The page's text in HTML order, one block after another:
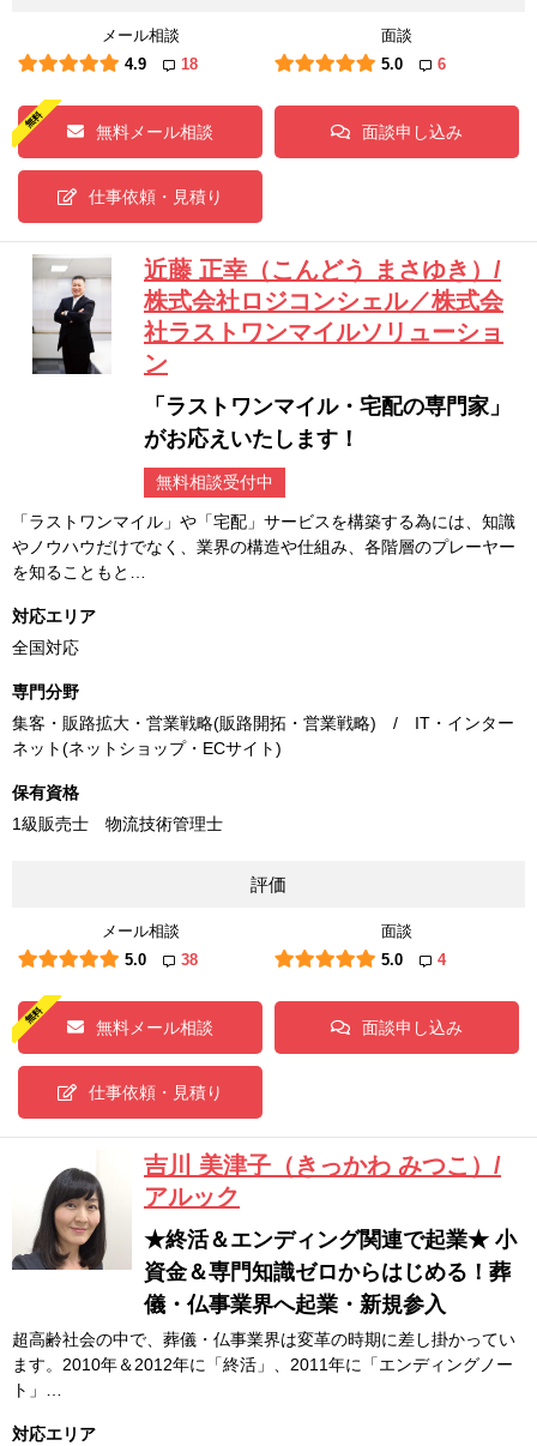
メール相談
4.9
18
面談
5.0
6
無料メール相談 面談申し込み
仕事依頼・見積り
近藤 正幸（こんどう まさゆき）/
株式会社ロジコンシェル／株式会
社ラストワンマイルソリューショ
ン
「ラストワンマイル・宅配の専門家」
がお応えいたします！
無料相談受付中
「ラストワンマイル」や「宅配」サービスを構築する為には、知識
やノウハウだけでなく、業界の構造や仕組み、各階層のプレーヤー
を知ることもと…
対応エリア
全国対応
専門分野
集客・販路拡大・営業戦略(販路開拓・営業戦略) / IT・インター
ネット(ネットショップ・ECサイト)
保有資格
1級販売士 物流技術管理士
評価
メール相談
5.0
38
面談
5.0
4
無料メール相談 面談申し込み
仕事依頼・見積り
吉川 美津子（きっかわ みつこ）/
アルック
★終活＆エンディング関連で起業★ 小
資金＆専門知識ゼロからはじめる！葬
儀・仏事業界へ起業・新規参入
超高齢社会の中で、葬儀・仏事業界は変革の時期に差し掛かってい
ます。2010年＆2012年に「終活」、2011年に「エンディングノー
ト」…
対応エリア